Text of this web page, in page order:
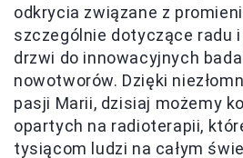
odkrycia związane z
szczególnie dotyczące radu
drzwi do innowacyjnych
nowotworów. Dzięki
pasji Marii, dzisiaj możemy
opartych na radioterapii,
tysiącom ludzi na całym